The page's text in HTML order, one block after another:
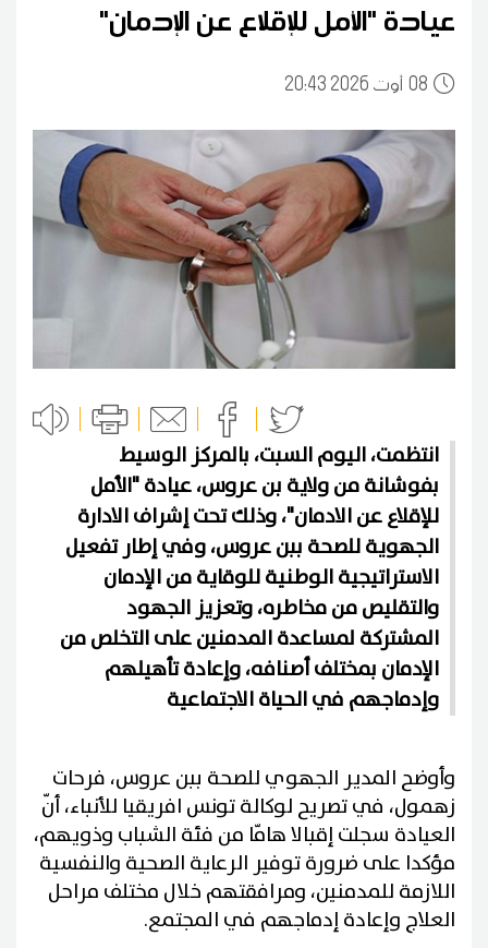
عيادة "الأمل للإقلاع عن الإدمان"
0820:43 2026 أوت
انتظمت، اليوم السبت، بالمركز الوسيط
بفوشانة من ولاية بن عروس، عيادة "الأمل
للإقلاع عن الادمان"، وذلك تحت إشراف الادارة
الجهوية للصحة ببن عروس، وفي إطار تفعيل
الاستراتيجية الوطنية للوقاية من الإدمان
والتقليص من مخاطره، وتعزيز الجهود
المشتركة لمساعدة المدمنين على التخلص من
الإدمان بمختلف أصنافه، وإعادة تأهيلهم
وإدماجهم في الحياة الاجتماعية
وأوضح المدير الجهوي للصحة ببن عروس، فرحات
زهمول، في تصريح لوكالة تونس افريقيا للأنباء، أنّ
العيادة سجلت إقبالا هامّا من فئة الشباب وذويهم،
مؤكدا على ضرورة توفير الرعاية الصحية والنفسية
اللازمة للمدمنين، ومرافقتهم خلال مختلف مراحل
العلاج وإعادة إدماجهم في المجتمع.